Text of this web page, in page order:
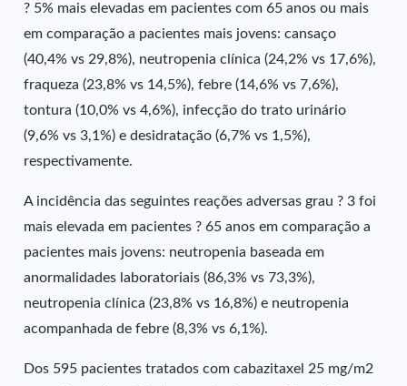
? 5% mais elevadas em pacientes com 65 anos ou mais
em comparação a pacientes mais jovens: cansaço
(40,4% vs 29,8%), neutropenia clínica (24,2% vs 17,6%),
fraqueza (23,8% vs 14,5%), febre (14,6% vs 7,6%),
tontura (10,0% vs 4,6%), infecção do trato urinário
(9,6% vs 3,1%) e desidratação (6,7% vs 1,5%),
respectivamente.
A incidência das seguintes reações adversas grau ? 3 foi
mais elevada em pacientes ? 65 anos em comparação a
pacientes mais jovens: neutropenia baseada em
anormalidades laboratoriais (86,3% vs 73,3%),
neutropenia clínica (23,8% vs 16,8%) e neutropenia
acompanhada de febre (8,3% vs 6,1%).
Dos 595 pacientes tratados com cabazitaxel 25 mg/m2